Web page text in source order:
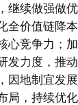
继续做强做
全价值链降
心竞争力；
发力度，推
因地制宜发
局，持续优